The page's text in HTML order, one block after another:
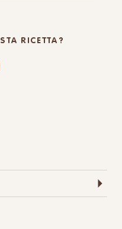
RICETTA?